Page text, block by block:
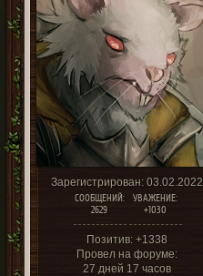
Зарегистрирован: 03.02.2022
СООБЩЕНИЙ:
2629
УВАЖЕНИЕ:
+1030
Позитив: +1338
Провел на форуме:
27 дней 17 часов